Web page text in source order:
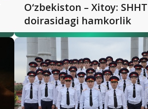
O‘zbekiston – Xitoy: SHHT
doirasidagi hamkorlik